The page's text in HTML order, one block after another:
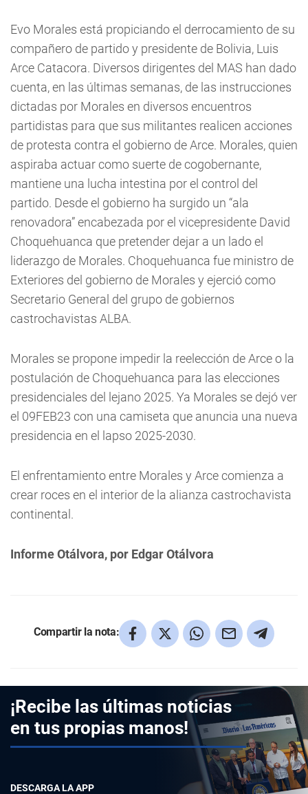
Evo Morales está propiciando el derrocamiento de su
compañero de partido y presidente de Bolivia, Luis
Arce Catacora. Diversos dirigentes del MAS han dado
cuenta, en las últimas semanas, de las instrucciones
dictadas por Morales en diversos encuentros
partidistas para que sus militantes realicen acciones
de protesta contra el gobierno de Arce. Morales, quien
aspiraba actuar como suerte de cogobernante,
mantiene una lucha intestina por el control del
partido. Desde el gobierno ha surgido un “ala
renovadora” encabezada por el vicepresidente David
Choquehuanca que pretender dejar a un lado el
liderazgo de Morales. Choquehuanca fue ministro de
Exteriores del gobierno de Morales y ejerció como
Secretario General del grupo de gobiernos
castrochavistas ALBA.
Morales se propone impedir la reelección de Arce o la
postulación de Choquehuanca para las elecciones
presidenciales del lejano 2025. Ya Morales se dejó ver
el 09FEB23 con una camiseta que anuncia una nueva
presidencia en el lapso 2025-2030.
El enfrentamiento entre Morales y Arce comienza a
crear roces en el interior de la alianza castrochavista
continental.
Informe Otálvora, por Edgar Otálvora
Compartir la nota:
¡Recibe las últimas noticias
en tus propias manos!
DESCARGA LA APP